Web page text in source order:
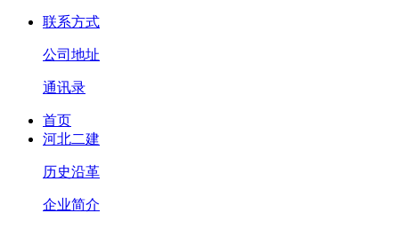
联系方式
公司地址
通讯录
首页
河北二建
历史沿革
企业简介